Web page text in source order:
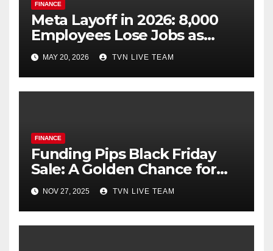
FINANCE
Meta Layoff in 2026: 8,000
Employees Lose Jobs as
Zuckerberg Pushes
Aggressive A.I. Expansion
MAY 20, 2026 TVN LIVE TEAM
FINANCE
Funding Pips Black Friday
Sale: A Golden Chance for
Ambitious Traders
NOV 27, 2025 TVN LIVE TEAM